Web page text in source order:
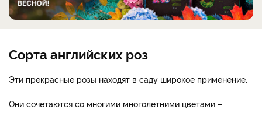
Сорта английских роз
Эти прекрасные розы находят в саду широкое применение.
Они сочетаются со многими многолетними цветами –